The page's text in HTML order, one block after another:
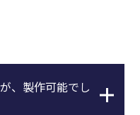
、製作可能でし